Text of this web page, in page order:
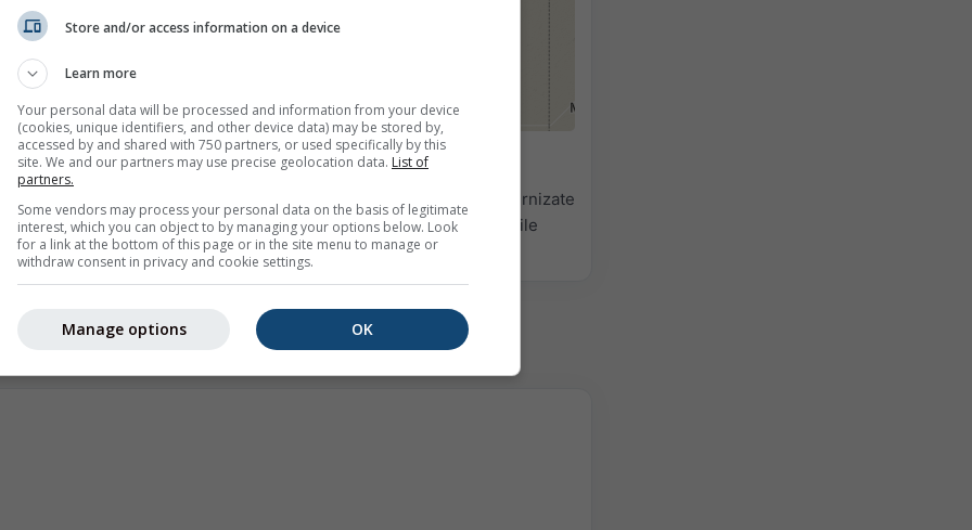
24h
23:25
Moderat Puternică Foarte puternică Grindină
pe Uriburu. Această animație aratăradarul de precipitații
și o
prognoză pe 2h
. Crucile portocalii indică fulgerele. Date furnizate
Europa și Australia). Burnița sau ninsoarea ușoară pot fi invizibile
este codificată prin culori, de la turcoaz la roșu.
pentru Uriburu
Store and/or access information on a device
Learn more
Your personal data will be processed and information from your device
(cookies, unique identifiers, and other device data) may be stored by,
accessed by and shared with 750 partners, or used specifically by this
site. We and our partners may use precise geolocation data. List of
partners.
Some vendors may process your personal data on the basis of legitimate
interest, which you can object to by managing your options below. Look
for a link at the bottom of this page or in the site menu to manage or
withdraw consent in privacy and cookie settings.
OK
Manage options